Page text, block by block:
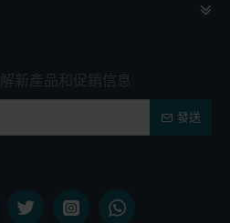
新產品和促銷信息
發送